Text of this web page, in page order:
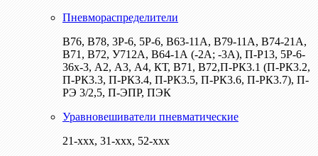
Пневмораспределители
В76, В78, 3Р-6, 5Р-6, В63-11А, В79-11А, В74-21А,
В71, В72, У712А, В64-1А (-2А; -3А), П-Р13, 5Р-6-
36х-3, А2, А3, А4, КТ, В71, В72,П-РК3.1 (П-РК3.2,
П-РК3.3, П-РК3.4, П-РК3.5, П-РК3.6, П-РК3.7), П-
РЭ 3/2,5, П-ЭПР, ПЭК
Уравновешиватели пневматические
21-ххх, 31-ххх, 52-ххх